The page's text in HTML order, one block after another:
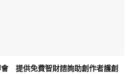
提供免費智財諮詢助創作者護創